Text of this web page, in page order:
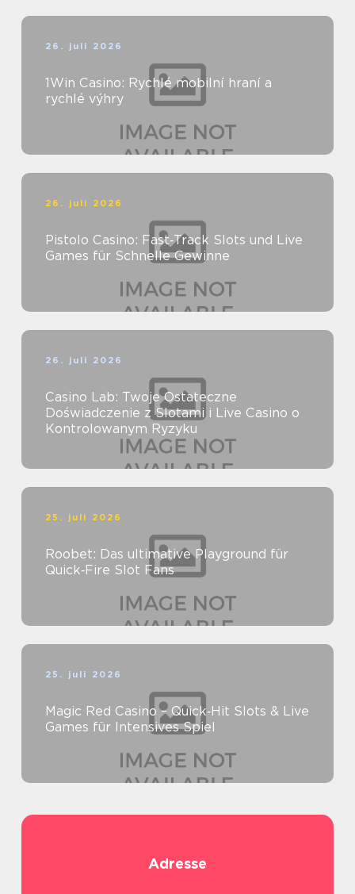
26. juli 2026
1Win Casino: Rychlé mobilní hraní a
rychlé výhry
26. juli 2026
Pistolo Casino: Fast‑Track Slots und Live
Games für Schnelle Gewinne
26. juli 2026
Casino Lab: Twoje Ostateczne
Doświadczenie z Slotami i Live Casino o
Kontrolowanym Ryzyku
25. juli 2026
Roobet: Das ultimative Playground für
Quick‑Fire Slot Fans
25. juli 2026
Magic Red Casino – Quick‑Hit Slots & Live
Games für Intensives Spiel
Adresse